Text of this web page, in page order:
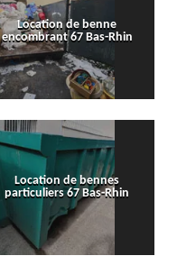
Location de benne
encombrant 67 Bas-Rhin
Location de bennes
particuliers 67 Bas-Rhin